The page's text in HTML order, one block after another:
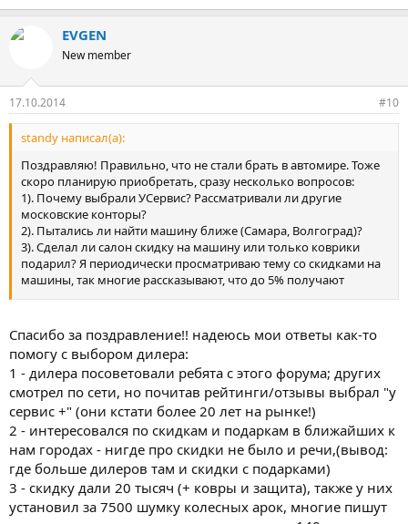
EVGEN
New member
17.10.2014 #10
standy написал(а):
Поздравляю! Правильно, что не стали брать в автомире. Тоже
скоро планирую приобретать, сразу несколько вопросов:
1). Почему выбрали УСервис? Рассматривали ли другие
московские конторы?
2). Пытались ли найти машину ближе (Самара, Волгоград)?
3). Сделал ли салон скидку на машину или только коврики
подарил? Я периодически просматриваю тему со скидками на
машины, так многие рассказывают, что до 5% получают
5). Сколько ждали машину?
6). Страховки оформляли в Саратове или Москве? Какова
сумма?
7). Брали за свои или в кредит?
Прошу прощения, что так много вопросов )
Спасибо за поздравление!! надеюсь мои ответы как-то
помогу с выбором дилера:
1 - дилера посоветовали ребята с этого форума; других
смотрел по сети, но почитав рейтинги/отзывы выбрал "у
сервис +" (они кстати более 20 лет на рынке!)
2 - интересовался по скидкам и подаркам в ближайших к
нам городах - нигде про скидки не было и речи,(вывод:
где больше дилеров там и скидки с подарками)
3 - скидку дали 20 тысяч (+ ковры и защита), также у них
установил за 7500 шумку колесных арок, многие пишут